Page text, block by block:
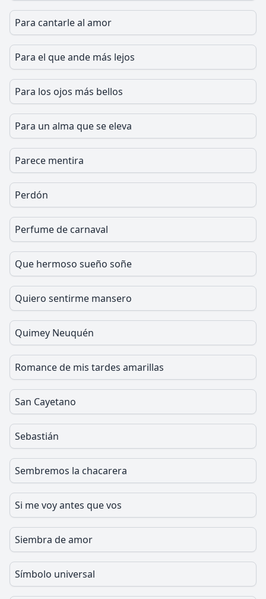
Para cantarle al amor
Para el que ande más lejos
Para los ojos más bellos
Para un alma que se eleva
Parece mentira
Perdón
Perfume de carnaval
Que hermoso sueño soñe
Quiero sentirme mansero
Quimey Neuquén
Romance de mis tardes amarillas
San Cayetano
Sebastián
Sembremos la chacarera
Si me voy antes que vos
Siembra de amor
Símbolo universal